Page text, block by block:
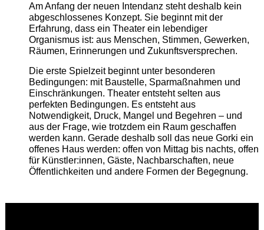
Am Anfang der neuen Intendanz steht deshalb kein
abgeschlossenes Konzept. Sie beginnt mit der
Erfahrung, dass ein Theater ein lebendiger
Organismus ist: aus Menschen, Stimmen, Gewerken,
Räumen, Erinnerungen und Zukunftsversprechen.
Die erste Spielzeit beginnt unter besonderen
Bedingungen: mit Baustelle, Sparmaßnahmen und
Einschränkungen. Theater entsteht selten aus
perfekten Bedingungen. Es entsteht aus
Notwendigkeit, Druck, Mangel und Begehren – und
aus der Frage, wie trotzdem ein Raum geschaffen
werden kann. Gerade deshalb soll das neue Gorki ein
offenes Haus werden: offen von Mittag bis nachts, offen
für Künstler:innen, Gäste, Nachbarschaften, neue
Öffentlichkeiten und andere Formen der Begegnung.